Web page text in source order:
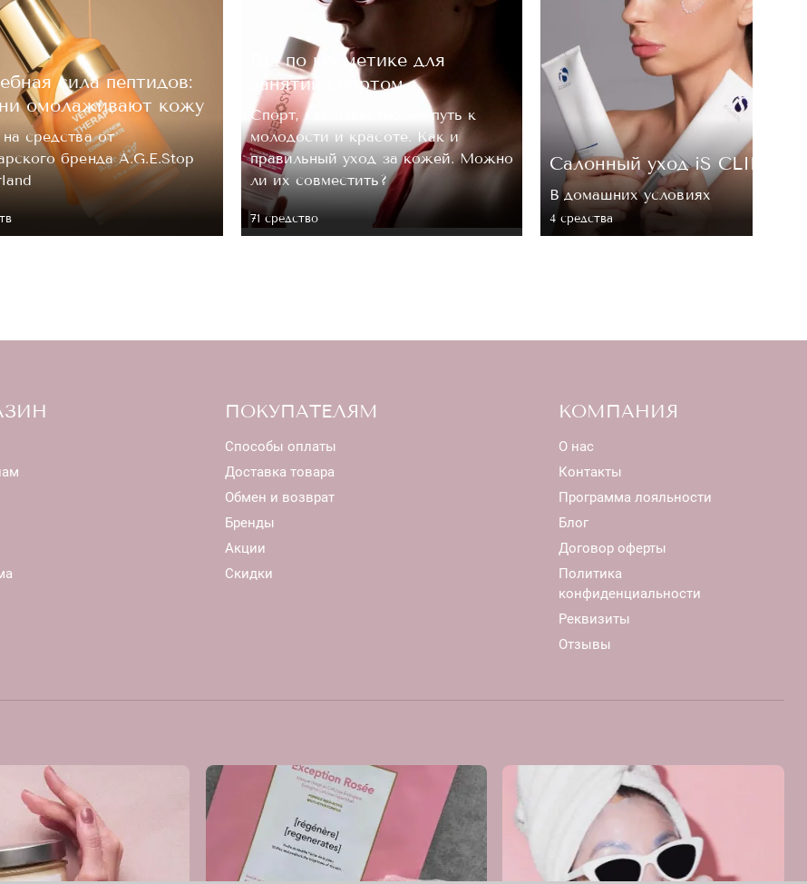
ОЦЕНКА
сила пептидов:
омолаживают кожу
средства от
бренда A.G.E.Stop
Гид по косметике для
занятий спортом
Спорт, как известно, — путь к
молодости и красоте. Как и
правильный уход за кожей. Можно
ли их совместить?
71 средство
Cалонный уход iS
В домашних условиях
4 средствa
ПОКУПАТЕЛЯМ
Способы оплаты
Доставка товара
Обмен и возврат
Бренды
Акции
Скидки
КОМПАНИЯ
О нас
Контакты
Программа лояльности
Блог
Договор оферты
Политика
конфиденциальности
Реквизиты
Отзывы